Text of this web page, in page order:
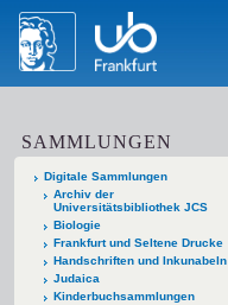
SAMMLUNGEN
Digitale Sammlungen
Archiv der
Universitätsbibliothek JCS
Biologie
Frankfurt und Seltene Drucke
Handschriften und Inkunabeln
Judaica
Kinderbuchsammlungen